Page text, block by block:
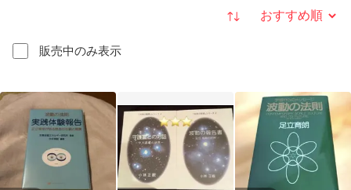
販売中のみ表示
並び替え